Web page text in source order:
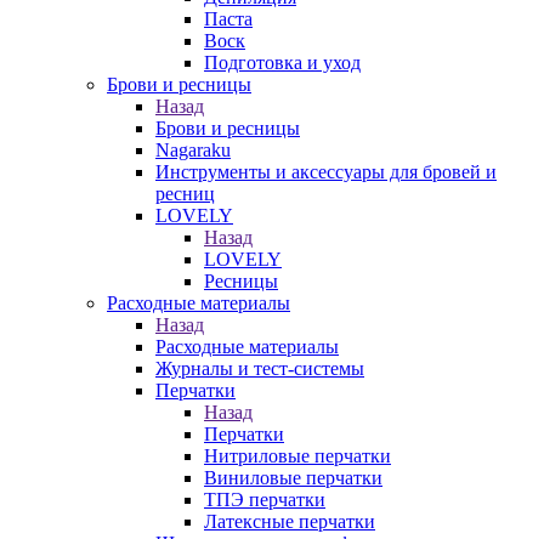
Паста
Воск
Подготовка и уход
Брови и ресницы
Назад
Брови и ресницы
Nagaraku
Инструменты и аксессуары для бровей и
ресниц
LOVELY
Назад
LOVELY
Ресницы
Расходные материалы
Назад
Расходные материалы
Журналы и тест-системы
Перчатки
Назад
Перчатки
Нитриловые перчатки
Виниловые перчатки
ТПЭ перчатки
Латексные перчатки